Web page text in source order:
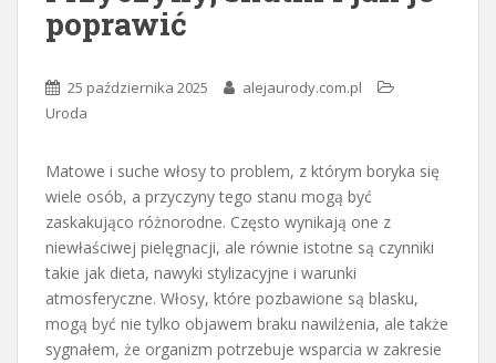
poprawić
25 października 2025
alejaurody.com.pl
Uroda
Matowe i suche włosy to problem, z którym boryka się
wiele osób, a przyczyny tego stanu mogą być
zaskakująco różnorodne. Często wynikają one z
niewłaściwej pielęgnacji, ale równie istotne są czynniki
takie jak dieta, nawyki stylizacyjne i warunki
atmosferyczne. Włosy, które pozbawione są blasku,
mogą być nie tylko objawem braku nawilżenia, ale także
sygnałem, że organizm potrzebuje wsparcia w zakresie